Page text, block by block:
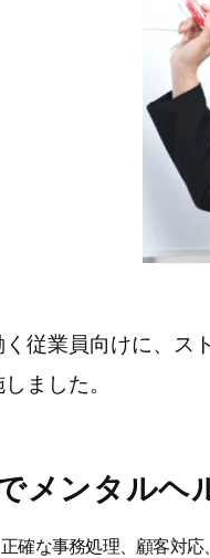
従業員向けに、ス
ました。
メンタルヘ
確な事務処理、顧客対